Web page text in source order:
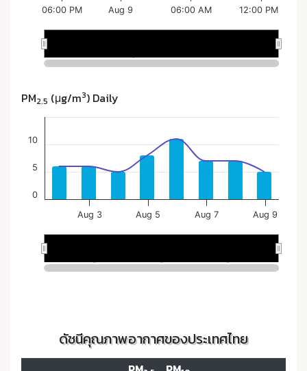
PM2.5 (μg/m3) Daily
ดัชนีคุณภาพอากาศของประเทศไทย